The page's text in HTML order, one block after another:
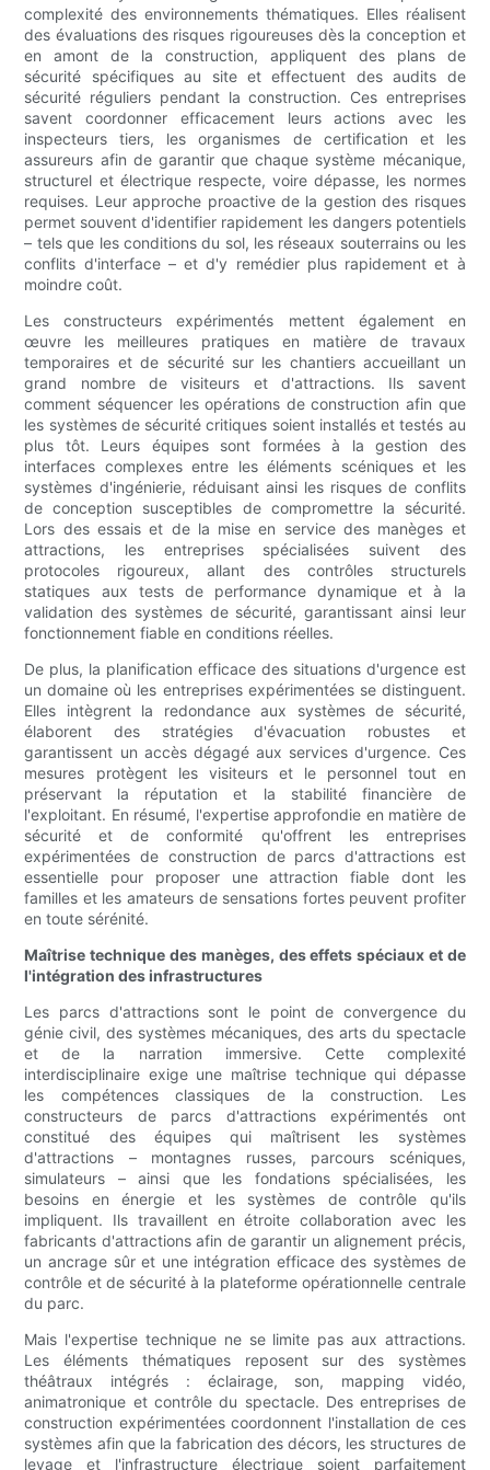
complexité des environnements thématiques. Elles réalisent
des évaluations des risques rigoureuses dès la conception et
en amont de la construction, appliquent des plans de
sécurité spécifiques au site et effectuent des audits de
sécurité réguliers pendant la construction. Ces entreprises
savent coordonner efficacement leurs actions avec les
inspecteurs tiers, les organismes de certification et les
assureurs afin de garantir que chaque système mécanique,
structurel et électrique respecte, voire dépasse, les normes
requises. Leur approche proactive de la gestion des risques
permet souvent d'identifier rapidement les dangers potentiels
– tels que les conditions du sol, les réseaux souterrains ou les
conflits d'interface – et d'y remédier plus rapidement et à
moindre coût.
Les constructeurs expérimentés mettent également en
œuvre les meilleures pratiques en matière de travaux
temporaires et de sécurité sur les chantiers accueillant un
grand nombre de visiteurs et d'attractions. Ils savent
comment séquencer les opérations de construction afin que
les systèmes de sécurité critiques soient installés et testés au
plus tôt. Leurs équipes sont formées à la gestion des
interfaces complexes entre les éléments scéniques et les
systèmes d'ingénierie, réduisant ainsi les risques de conflits
de conception susceptibles de compromettre la sécurité.
Lors des essais et de la mise en service des manèges et
attractions, les entreprises spécialisées suivent des
protocoles rigoureux, allant des contrôles structurels
statiques aux tests de performance dynamique et à la
validation des systèmes de sécurité, garantissant ainsi leur
fonctionnement fiable en conditions réelles.
De plus, la planification efficace des situations d'urgence est
un domaine où les entreprises expérimentées se distinguent.
Elles intègrent la redondance aux systèmes de sécurité,
élaborent des stratégies d'évacuation robustes et
garantissent un accès dégagé aux services d'urgence. Ces
mesures protègent les visiteurs et le personnel tout en
préservant la réputation et la stabilité financière de
l'exploitant. En résumé, l'expertise approfondie en matière de
sécurité et de conformité qu'offrent les entreprises
expérimentées de construction de parcs d'attractions est
essentielle pour proposer une attraction fiable dont les
familles et les amateurs de sensations fortes peuvent profiter
en toute sérénité.
Maîtrise technique des manèges, des effets spéciaux et de
l'intégration des infrastructures
Les parcs d'attractions sont le point de convergence du
génie civil, des systèmes mécaniques, des arts du spectacle
et de la narration immersive. Cette complexité
interdisciplinaire exige une maîtrise technique qui dépasse
les compétences classiques de la construction. Les
constructeurs de parcs d'attractions expérimentés ont
constitué des équipes qui maîtrisent les systèmes
d'attractions – montagnes russes, parcours scéniques,
simulateurs – ainsi que les fondations spécialisées, les
besoins en énergie et les systèmes de contrôle qu'ils
impliquent. Ils travaillent en étroite collaboration avec les
fabricants d'attractions afin de garantir un alignement précis,
un ancrage sûr et une intégration efficace des systèmes de
contrôle et de sécurité à la plateforme opérationnelle centrale
du parc.
Mais l'expertise technique ne se limite pas aux attractions.
Les éléments thématiques reposent sur des systèmes
théâtraux intégrés : éclairage, son, mapping vidéo,
animatronique et contrôle du spectacle. Des entreprises de
construction expérimentées coordonnent l'installation de ces
systèmes afin que la fabrication des décors, les structures de
levage et l'infrastructure électrique soient parfaitement